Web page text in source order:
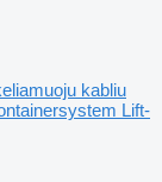
kabliu
Lift-